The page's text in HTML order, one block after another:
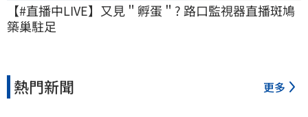
【#直播中LIVE】又見＂孵蛋＂? 路口監視器直播斑鳩
築巢駐足
熱門新聞 更多